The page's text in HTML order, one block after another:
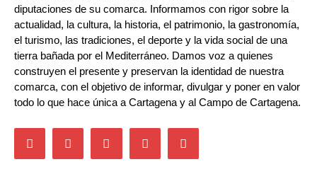
diputaciones de su comarca. Informamos con rigor sobre la
actualidad, la cultura, la historia, el patrimonio, la gastronomía,
el turismo, las tradiciones, el deporte y la vida social de una
tierra bañada por el Mediterráneo. Damos voz a quienes
construyen el presente y preservan la identidad de nuestra
comarca, con el objetivo de informar, divulgar y poner en valor
todo lo que hace única a Cartagena y al Campo de Cartagena.